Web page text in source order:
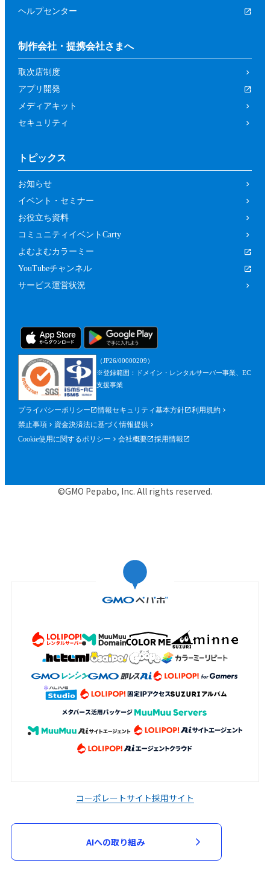
当社は承諾を取り消すことができるものと
暴力団、反政府組織その他の反社会的組
織であるか、若しくはそれらの構成員又
未成年者、成年被後見人、被保佐人又は
被補助人のいずれかであって、本規約に
て、法定代理人、後見人､保佐人又は補
カラーミーショップ利用規約、又は当社
の運営するサービスの利用規約に違反し
ている方又は違反するおそれがあると当
社が判断した方
前２項のため、当社は、参加者（参加の申
し込みをした者を含みます。）に対し、当
確認するための情報（法定代理人の連絡先
を含みます。）が確認できるものを含むが
これに限られません。）の提出を求めるこ
とができるものとし、参加者はこれに従う
ものとします。
第５条（参加申込）
参加申込は、当社が提供する申込専用ペー
当社は、前項に基づく参加申込について承
トの参加に関する契約（以下「参加契約」
といいます。）が成立するものとします。
当社は、申込者に対し、第１項に基づく参
合、当該審査のため必要な資料の提出を求
める場合があります。申込者は、当社から
資料の提出を求められた場合には、速やか
に指定された資料を提出するものとしま
加申込を承諾せず又は参加契約を取り消す
ことができるものとします。
偽、不正確又は誤りがあった場合
するサービスの利用停止等の処分を受け
ている場合
第３項に基づく資料の提出がない場合
ヘルプセンター
制作会社・提携会社さまへ
取次店制度
アプリ開発
メディアキット
セキュリティ
トピックス
お知らせ
イベント・セミナー
お役立ち資料
コミュニティイベントCarty
よむよむカラーミー
YouTubeチャンネル
サービス運営状況
（JP26/00000209）
※登録範囲：ドメイン・レンタルサーバー事業、EC
支援事業
プライバシーポリシー 情報セキュリティ基本方針
利用規約
禁止事項
資金決済法に基づく情報提供
Cookie使用に関するポリシー
会社概要 採用情報
©GMO Pepabo, Inc. All rights reserved.
コーポレートサイト採用サイト
AIへの取り組み